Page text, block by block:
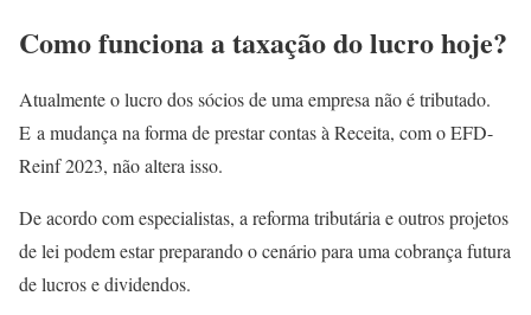
Como funciona a taxação do lucro hoje?
Atualmente o lucro dos sócios de uma empresa não é tributado.
E a mudança na forma de prestar contas à Receita, com o EFD-
Reinf 2023, não altera isso.
De acordo com especialistas, a reforma tributária e outros projetos
de lei podem estar preparando o cenário para uma cobrança futura
de lucros e dividendos.